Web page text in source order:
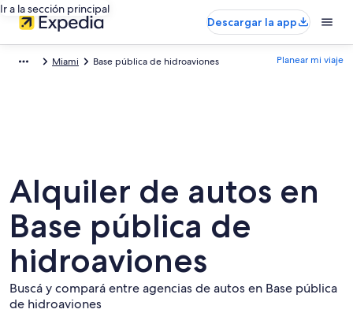
Ir a la sección principal
Descargar la app
Miami Base pública de hidroaviones Planear mi viaje
Alquiler de autos en
Base pública de
hidroaviones
Buscá y compará entre agencias de autos en Base pública
de hidroaviones